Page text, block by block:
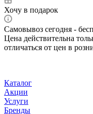
Хочу в подарок
Самовывоз сегодня -
Цена действительна
отличаться от цен в
Каталог
Акции
Услуги
Бренды